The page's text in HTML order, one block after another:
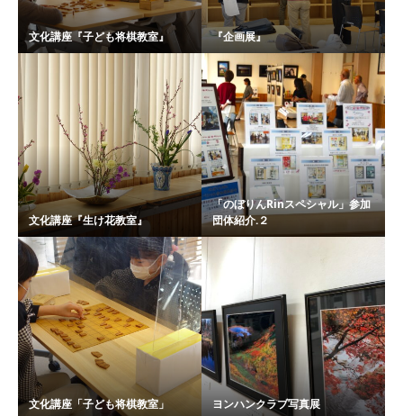
文化講座『子ども将棋教室』 『企画展』
文化講座『生け花教室』
「のぼりんRinスペシャル」参加
団体紹介.２
文化講座「子ども将棋教室」 ヨンハンクラブ写真展